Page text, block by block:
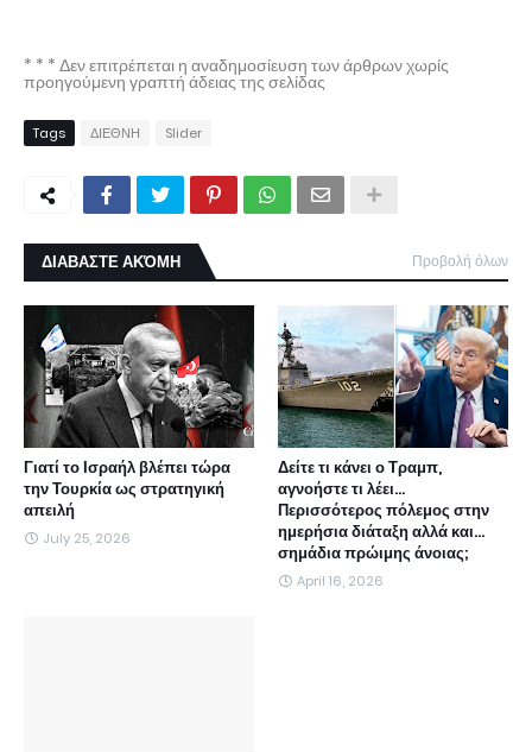
* * * Δεν επιτρέπεται η αναδημοσίευση των άρθρων χωρίς
προηγούμενη γραπτή άδειας της σελίδας
Tags ΔΙΕΘΝΗ Slider
ΔΙΑΒΑΣΤΕ ΑΚΌΜΗ Προβολή όλων
Γιατί το Ισραήλ βλέπει τώρα
την Τουρκία ως στρατηγική
απειλή
July 25, 2026
Δείτε τι κάνει ο Τραμπ,
αγνοήστε τι λέει...
Περισσότερος πόλεμος στην
ημερήσια διάταξη αλλά και...
σημάδια πρώιμης άνοιας;
April 16, 2026